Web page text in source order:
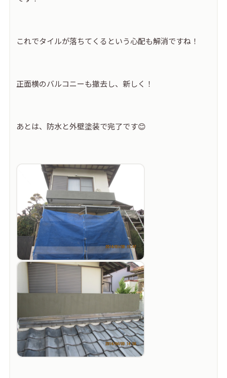
これでタイルが落ちてくるという心配も解消ですね！
正面横のバルコニーも撤去し、新しく！
あとは、防水と外壁塗装で完了です😊